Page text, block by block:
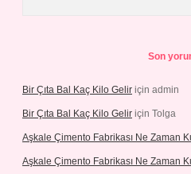
Son
Bir Çıta Bal Kaç Kilo Gelir için admin
Bir Çıta Bal Kaç Kilo Gelir için Tolga
Aşkale Çimento Fabrikası Ne Zaman
Aşkale Çimento Fabrikası Ne Zaman